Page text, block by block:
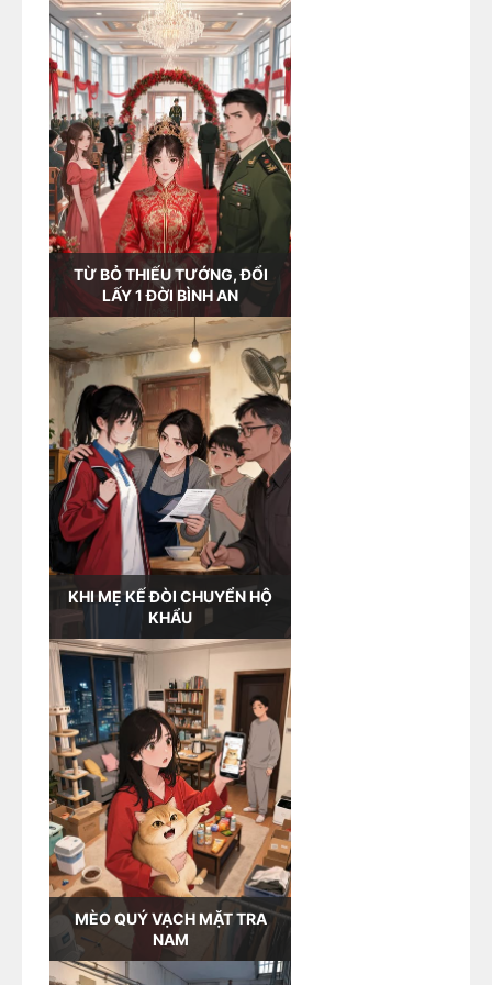
Được thôi.
Đã muốn tự dựa vào bản thân.
Vậy người làm chị như tôi cũng sẽ không cản
đường em trai nữa.
Là khách hàng duy nhất của nó, đơn hàng năm
sau, tôi hủy thẳng.
TỪ BỎ THIẾU TƯỚNG, ĐỔI
LẤY 1 ĐỜI BÌNH AN
KHI MẸ KẾ ĐÒI CHUYỂN HỘ
KHẨU
MÈO QUÝ VẠCH MẶT TRA
NAM